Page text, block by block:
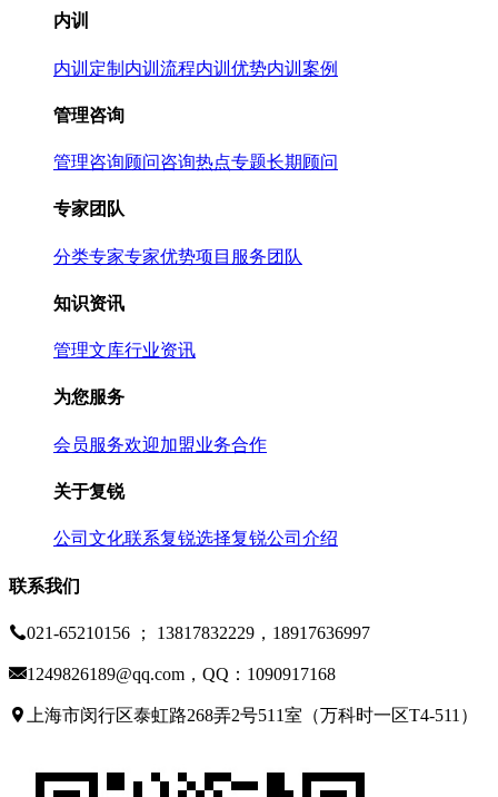
内训
内训定制 内训流程内训优势内训案例
管理咨询
管理咨询顾问咨询热点专题长期顾问
专家团队
分类专家专家优势项目服务团队
知识资讯
管理文库行业资讯
为您服务
会员服务欢迎加盟业务合作
关于复锐
公司文化联系复锐选择复锐公司介绍
联系我们
021-65210156 ； 13817832229，18917636997
1249826189@qq.com，QQ：1090917168
上海市闵行区泰虹路268弄2号511室（万科时一区T4-511）